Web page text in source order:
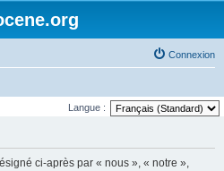
Connexion
Langue :
ci-après par « nous », « notre »,